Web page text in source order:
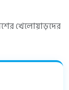
খেলোয়াড়দের